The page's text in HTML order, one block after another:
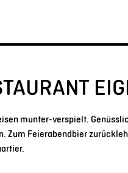
munter-verspielt.
Zum Feierabendbier